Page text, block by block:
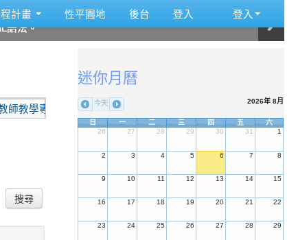
計畫 性平園地 後台 登入
登入
語法。
語法。
語法。
語法。
語法。
語法。
與課程品質整體推動計畫』-『國小本土語文素養導向教學研
搜尋
迷你月曆
今天 2026年 8月
日 一 二 三 四 五
六
26
27 28 29 30 31 1
2 3 4 5 6 7 8
9 10 11 12 13 14 15
16 17 18 19 20 21 22
23 24 25 26 27 28 29